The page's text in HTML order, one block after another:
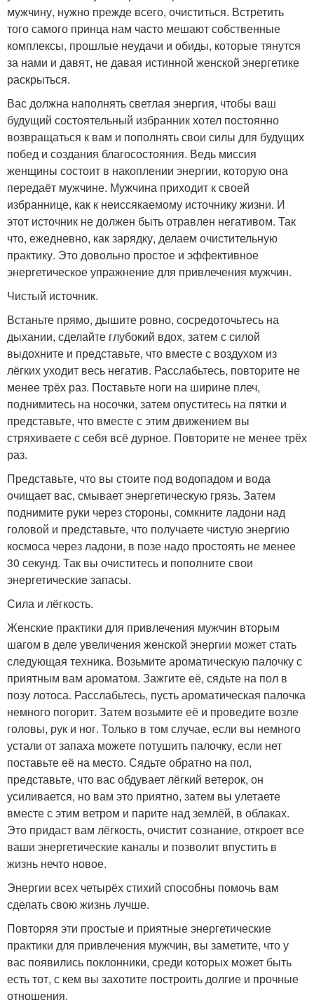
мужчину, нужно прежде всего, очиститься. Встретить
того самого принца нам часто мешают собственные
комплексы, прошлые неудачи и обиды, которые тянутся
за нами и давят, не давая истинной женской энергетике
раскрыться.
Вас должна наполнять светлая энергия, чтобы ваш
будущий состоятельный избранник хотел постоянно
возвращаться к вам и пополнять свои силы для будущих
побед и создания благосостояния. Ведь миссия
женщины состоит в накоплении энергии, которую она
передаёт мужчине. Мужчина приходит к своей
избраннице, как к неиссякаемому источнику жизни. И
этот источник не должен быть отравлен негативом. Так
что, ежедневно, как зарядку, делаем очистительную
практику. Это довольно простое и эффективное
энергетическое упражнение для привлечения мужчин.
Чистый источник.
Встаньте прямо, дышите ровно, сосредоточьтесь на
дыхании, сделайте глубокий вдох, затем с силой
выдохните и представьте, что вместе с воздухом из
лёгких уходит весь негатив. Расслабьтесь, повторите не
менее трёх раз. Поставьте ноги на ширине плеч,
поднимитесь на носочки, затем опуститесь на пятки и
представьте, что вместе с этим движением вы
стряхиваете с себя всё дурное. Повторите не менее трёх
раз.
Представьте, что вы стоите под водопадом и вода
очищает вас, смывает энергетическую грязь. Затем
поднимите руки через стороны, сомкните ладони над
головой и представьте, что получаете чистую энергию
космоса через ладони, в позе надо простоять не менее
30 секунд. Так вы очиститесь и пополните свои
энергетические запасы.
Сила и лёгкость.
Женские практики для привлечения мужчин вторым
шагом в деле увеличения женской энергии может стать
следующая техника. Возьмите ароматическую палочку с
приятным вам ароматом. Зажгите её, сядьте на пол в
позу лотоса. Расслабьтесь, пусть ароматическая палочка
немного погорит. Затем возьмите её и проведите возле
головы, рук и ног. Только в том случае, если вы немного
устали от запаха можете потушить палочку, если нет
поставьте её на место. Сядьте обратно на пол,
представьте, что вас обдувает лёгкий ветерок, он
усиливается, но вам это приятно, затем вы улетаете
вместе с этим ветром и парите над землёй, в облаках.
Это придаст вам лёгкость, очистит сознание, откроет все
ваши энергетические каналы и позволит впустить в
жизнь нечто новое.
Энергии всех четырёх стихий способны помочь вам
сделать свою жизнь лучше.
Повторяя эти простые и приятные энергетические
практики для привлечения мужчин, вы заметите, что у
вас появились поклонники, среди которых может быть
есть тот, с кем вы захотите построить долгие и прочные
отношения.